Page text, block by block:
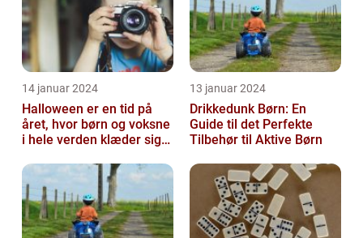
14 januar 2024
Halloween er en tid på
året, hvor børn og voksne
i hele verden klæder sig
fant...
13 januar 2024
Drikkedunk Børn: En
Guide til det Perfekte
Tilbehør til Aktive Børn